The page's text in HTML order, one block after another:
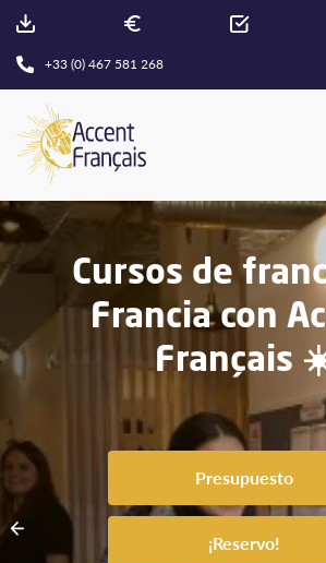
+33 (0) 467 581 268
Cursos de
Francia con
Français
Presupuesto
¡Reservo!